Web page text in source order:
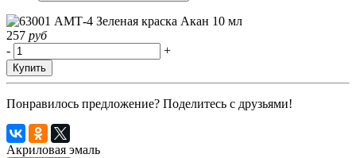
257 руб
-
+
Купить
Понравилось предложение? Поделитесь с друзьями!
Акриловая эмаль